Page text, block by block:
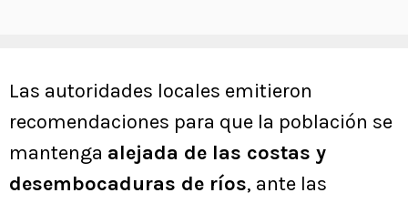
Las autoridades locales emitieron
recomendaciones para que la población se
mantenga alejada de las costas y
desembocaduras de ríos, ante las